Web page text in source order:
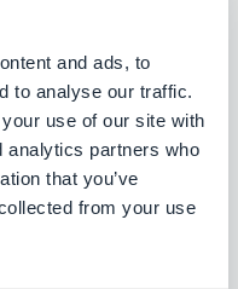
and ads, to
to analyse our traffic.
use of our site with
analytics partners who
that you’ve
from your use
apps voor
zijn gemaakt en
tijdschrift van de